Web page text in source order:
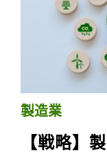
製造業
【戦略】